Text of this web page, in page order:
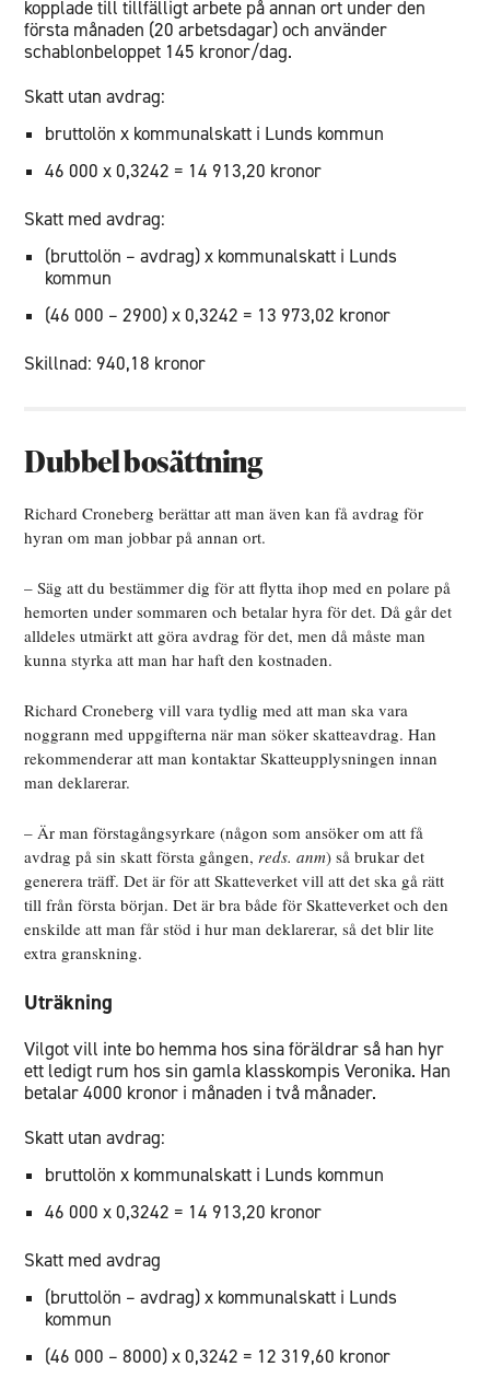
kopplade till tillfälligt arbete på annan ort under den
första månaden (20 arbetsdagar) och använder
schablonbeloppet 145 kronor/dag.
Skatt utan avdrag:
bruttolön x kommunalskatt i Lunds kommun
46 000 x 0,3242 = 14 913,20 kronor
Skatt med avdrag:
(bruttolön – avdrag) x kommunalskatt i Lunds
kommun
(46 000 – 2900) x 0,3242 = 13 973,02 kronor
Skillnad: 940,18 kronor
Dubbel bosättning
Richard Croneberg berättar att man även kan få avdrag för
hyran om man jobbar på annan ort.
– Säg att du bestämmer dig för att flytta ihop med en polare på
hemorten under sommaren och betalar hyra för det. Då går det
alldeles utmärkt att göra avdrag för det, men då måste man
kunna styrka att man har haft den kostnaden.
Richard Croneberg vill vara tydlig med att man ska vara
noggrann med uppgifterna när man söker skatteavdrag. Han
rekommenderar att man kontaktar Skatteupplysningen innan
man deklarerar.
– Är man förstagångsyrkare (någon som ansöker om att få
avdrag på sin skatt första gången,reds. anm) så brukar det
generera träff. Det är för att Skatteverket vill att det ska gå rätt
till från första början. Det är bra både för Skatteverket och den
enskilde att man får stöd i hur man deklarerar, så det blir lite
extra granskning.
Uträkning
Vilgot vill inte bo hemma hos sina föräldrar så han hyr
ett ledigt rum hos sin gamla klasskompis Veronika. Han
betalar 4000 kronor i månaden i två månader.
Skatt utan avdrag:
bruttolön x kommunalskatt i Lunds kommun
46 000 x 0,3242 = 14 913,20 kronor
Skatt med avdrag
(bruttolön – avdrag) x kommunalskatt i Lunds
kommun
(46 000 – 8000) x 0,3242 = 12 319,60 kronor